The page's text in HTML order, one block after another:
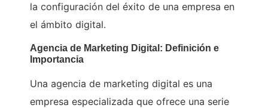
la configuración del éxito de una empresa en
el ámbito digital.
Agencia de Marketing Digital: Definición e
Importancia
Una agencia de marketing digital es una
empresa especializada que ofrece una serie